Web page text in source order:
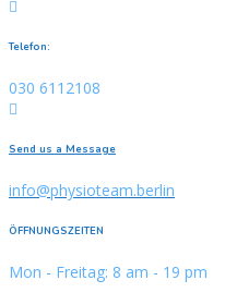
Telefon:
030 6112108
Send us a Message
info@physioteam.berlin
ÖFFNUNGSZEITEN
Mon - Freitag: 8 am - 19 pm